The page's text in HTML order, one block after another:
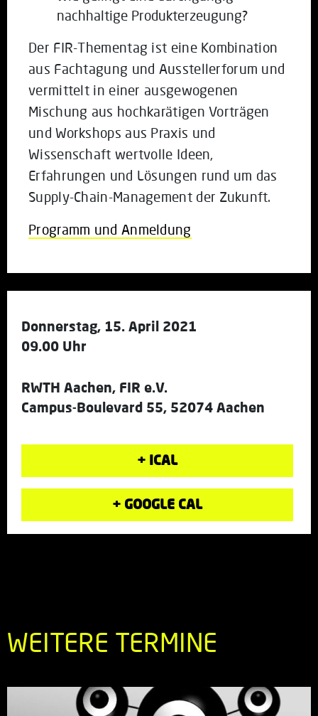
nachhaltige Produkterzeugung?
Der FIR-Thementag ist eine Kombination
aus Fachtagung und Ausstellerforum und
vermittelt in einer ausgewogenen
Mischung aus hochkarätigen Vorträgen
und Workshops aus Praxis und
Wissenschaft wertvolle Ideen,
Erfahrungen und Lösungen rund um das
Supply-Chain-Management der Zukunft.
Programm und Anmeldung
Donnerstag, 15. April 2021
09.00 Uhr
RWTH Aachen, FIR e.V.
Campus-Boulevard 55, 52074 Aachen
+ ICAL
+ GOOGLE CAL
WEITERE TERMINE